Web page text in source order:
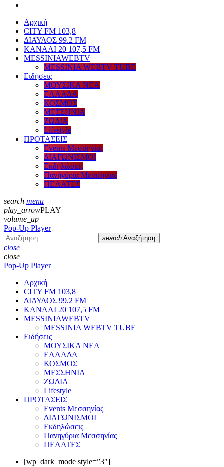
Αρχική
CITY FM 103,8
ΔΙΑΥΛΟΣ 99.2 FM
ΚΑΝΑΛΙ 20 107,5 FM
MESSINIAWEBTV
MESSINIA WEBTV TUBE
Eιδήσεις
ΜΟΥΣΙΚΑ ΝΕΑ
ΕΛΛΑΔΑ
ΚΟΣΜΟΣ
ΜΕΣΣΗΝΙΑ
ΖΩΔΙΑ
Lifestyle
ΠΡΟΤΑΣΕΙΣ
Events Μεσσηνίας
ΔΙΑΓΩΝΙΣΜΟΙ
Εκδηλώσεις
Πανηγύρια Μεσσηνίας
ΠΕΛΑΤΕΣ
search menu
play_arrowPLAY
volume_up
Pop-Up Player
search Αναζήτηση
close
close
Pop-Up Player
Αρχική
CITY FM 103,8
ΔΙΑΥΛΟΣ 99.2 FM
ΚΑΝΑΛΙ 20 107,5 FM
MESSINIAWEBTV
MESSINIA WEBTV TUBE
Eιδήσεις
ΜΟΥΣΙΚΑ ΝΕΑ
ΕΛΛΑΔΑ
ΚΟΣΜΟΣ
ΜΕΣΣΗΝΙΑ
ΖΩΔΙΑ
Lifestyle
ΠΡΟΤΑΣΕΙΣ
Events Μεσσηνίας
ΔΙΑΓΩΝΙΣΜΟΙ
Εκδηλώσεις
Πανηγύρια Μεσσηνίας
ΠΕΛΑΤΕΣ
[wp_dark_mode style=”3″]